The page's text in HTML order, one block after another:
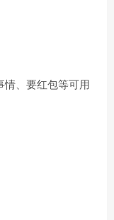
情、要红包等可用